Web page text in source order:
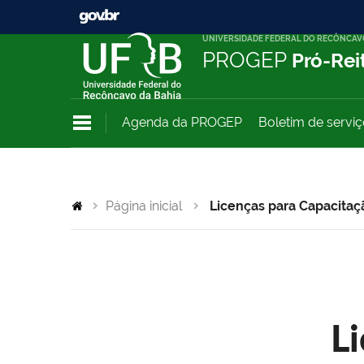
UNIVERSIDADE FEDERAL DO
PROGEP Pró-
Agenda da PROGEP Boletim de
Página inicial Licenças para